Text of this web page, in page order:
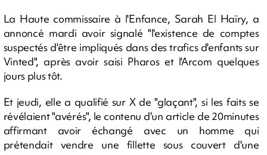
La Haute commissaire à l'Enfance, Sarah El Haïry, a
annoncé mardi avoir signalé "l'existence de comptes
suspectés d'être impliqués dans des trafics d'enfants sur
Vinted", après avoir saisi Pharos et l'Arcom quelques
jours plus tôt.
Et jeudi, elle a qualifié sur X de "glaçant", si les faits se
révélaient "avérés", le contenu d'un article de 20minutes
affirmant avoir échangé avec un homme qui
prétendait vendre une fillette sous couvert d'une